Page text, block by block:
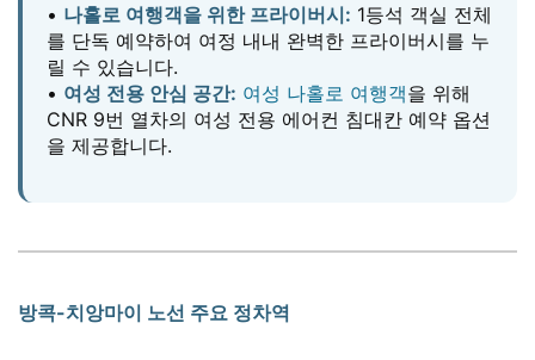
• 나홀로 여행객을 위한 프라이버시: 1등석 객실 전체
를 단독 예약하여 여정 내내 완벽한 프라이버시를 누
릴 수 있습니다.
• 여성 전용 안심 공간: 여성 나홀로 여행객을 위해
CNR 9번 열차의 여성 전용 에어컨 침대칸 예약 옵션
을 제공합니다.
방콕-치앙마이 노선 주요 정차역